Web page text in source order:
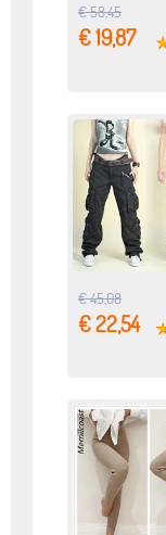
€ 58,45
€ 19,87
€ 45,08
€ 22,54